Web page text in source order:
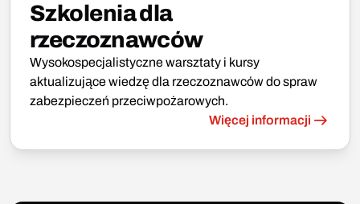
Szkolenia dla
rzeczoznawców
Wysokospecjalistyczne warsztaty i kursy
aktualizujące wiedzę dla rzeczoznawców do spraw
zabezpieczeń przeciwpożarowych.
Więcej informacji